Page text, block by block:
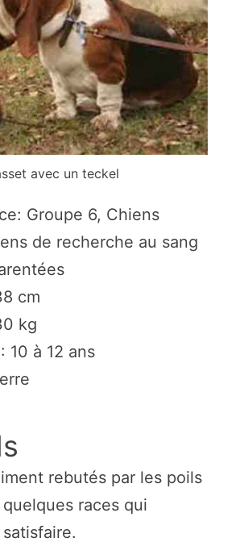
avec un teckel
Groupe 6, Chiens
de recherche au sang
cm
kg
10 à 12 ans
rebutés par les poils
races qui